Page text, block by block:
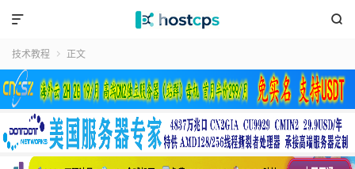


技术教程  正文